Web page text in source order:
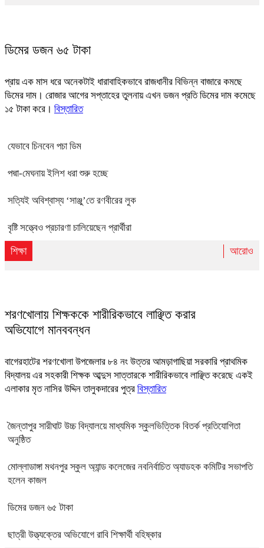
ডিমের ডজন ৬৫ টাকা
প্রায় এক মাস ধরে অনেকটাই ধারাবাহিকভাবে রাজধানীর বিভিন্ন বাজারে কমছে
ডিমের দাম। রোজার আগের সপ্তাহের তুলনায় এখন ডজন প্রতি ডিমের দাম কমেছে
১৫ টাকা করে। বিস্তারিত
যেভাবে চিনবেন পচা ডিম
পদ্মা-মেঘনায় ইলিশ ধরা শুরু হচ্ছে
সত্যিই অবিশ্বাস্য ‘সাঞ্জু’তে রণবীরের লুক
বৃষ্টি সত্ত্বেও প্রচারণা চালিয়েছেন প্রার্থীরা
শিক্ষা আরোও
শরণখোলায় শিক্ষককে শারীরিকভাবে লাঞ্ছিত করার
অভিযোগে মানববন্ধন
বাগেরহাটের শরণখোলা উপজেলার ৮৪ নং উত্তর আমড়াগাছিয়া সরকারি প্রাথমিক
বিদ্যালয় এর সহকারী শিক্ষক আব্দুস সাত্তারকে শারীরিকভাবে লাঞ্ছিত করেছে একই
এলাকার মৃত নাসির উদ্দিন তালুকদারের পুত্র বিস্তারিত
জৈন্তাপুর সারীঘাট উচ্চ বিদ্যালয়ে মাধ্যমিক স্কুলভিত্তিক বিতর্ক প্রতিযোগিতা
অনুষ্ঠিত
মোল্লাডাঙ্গা মথনপুর স্কুল অ্যান্ড কলেজের নবনির্বাচিত অ্যাডহক কমিটির সভাপতি
হলেন কাজল
ডিমের ডজন ৬৫ টাকা
ছাত্রী উত্ত্যক্তের অভিযোগে রাবি শিক্ষার্থী বহিষ্কার